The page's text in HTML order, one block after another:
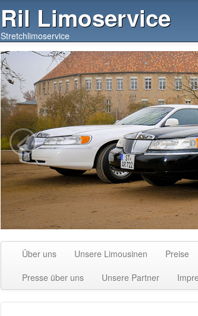
Ril Limoservice
Stretchlimoservice
<
Über uns Unsere Limousinen Preise
Presse über uns
Unsere Partner